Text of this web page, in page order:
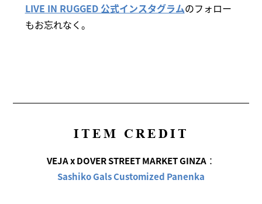
LIVE IN RUGGED 公式インスタグラムのフォロー
もお忘れなく。
ITEM CREDIT
VEJA x DOVER STREET MARKET GINZA：
Sashiko Gals Customized Panenka